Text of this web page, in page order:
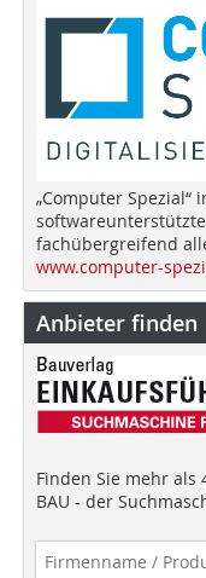
„Computer
fachübergreifend
www.computer-
Anbieter finden
Finden Sie mehr als
BAU - der